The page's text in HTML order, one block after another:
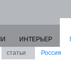
ИНТЕРЬЕР
статьи
Россия